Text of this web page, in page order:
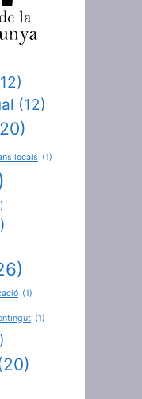
(12)
locals (1)
(1)
(1)